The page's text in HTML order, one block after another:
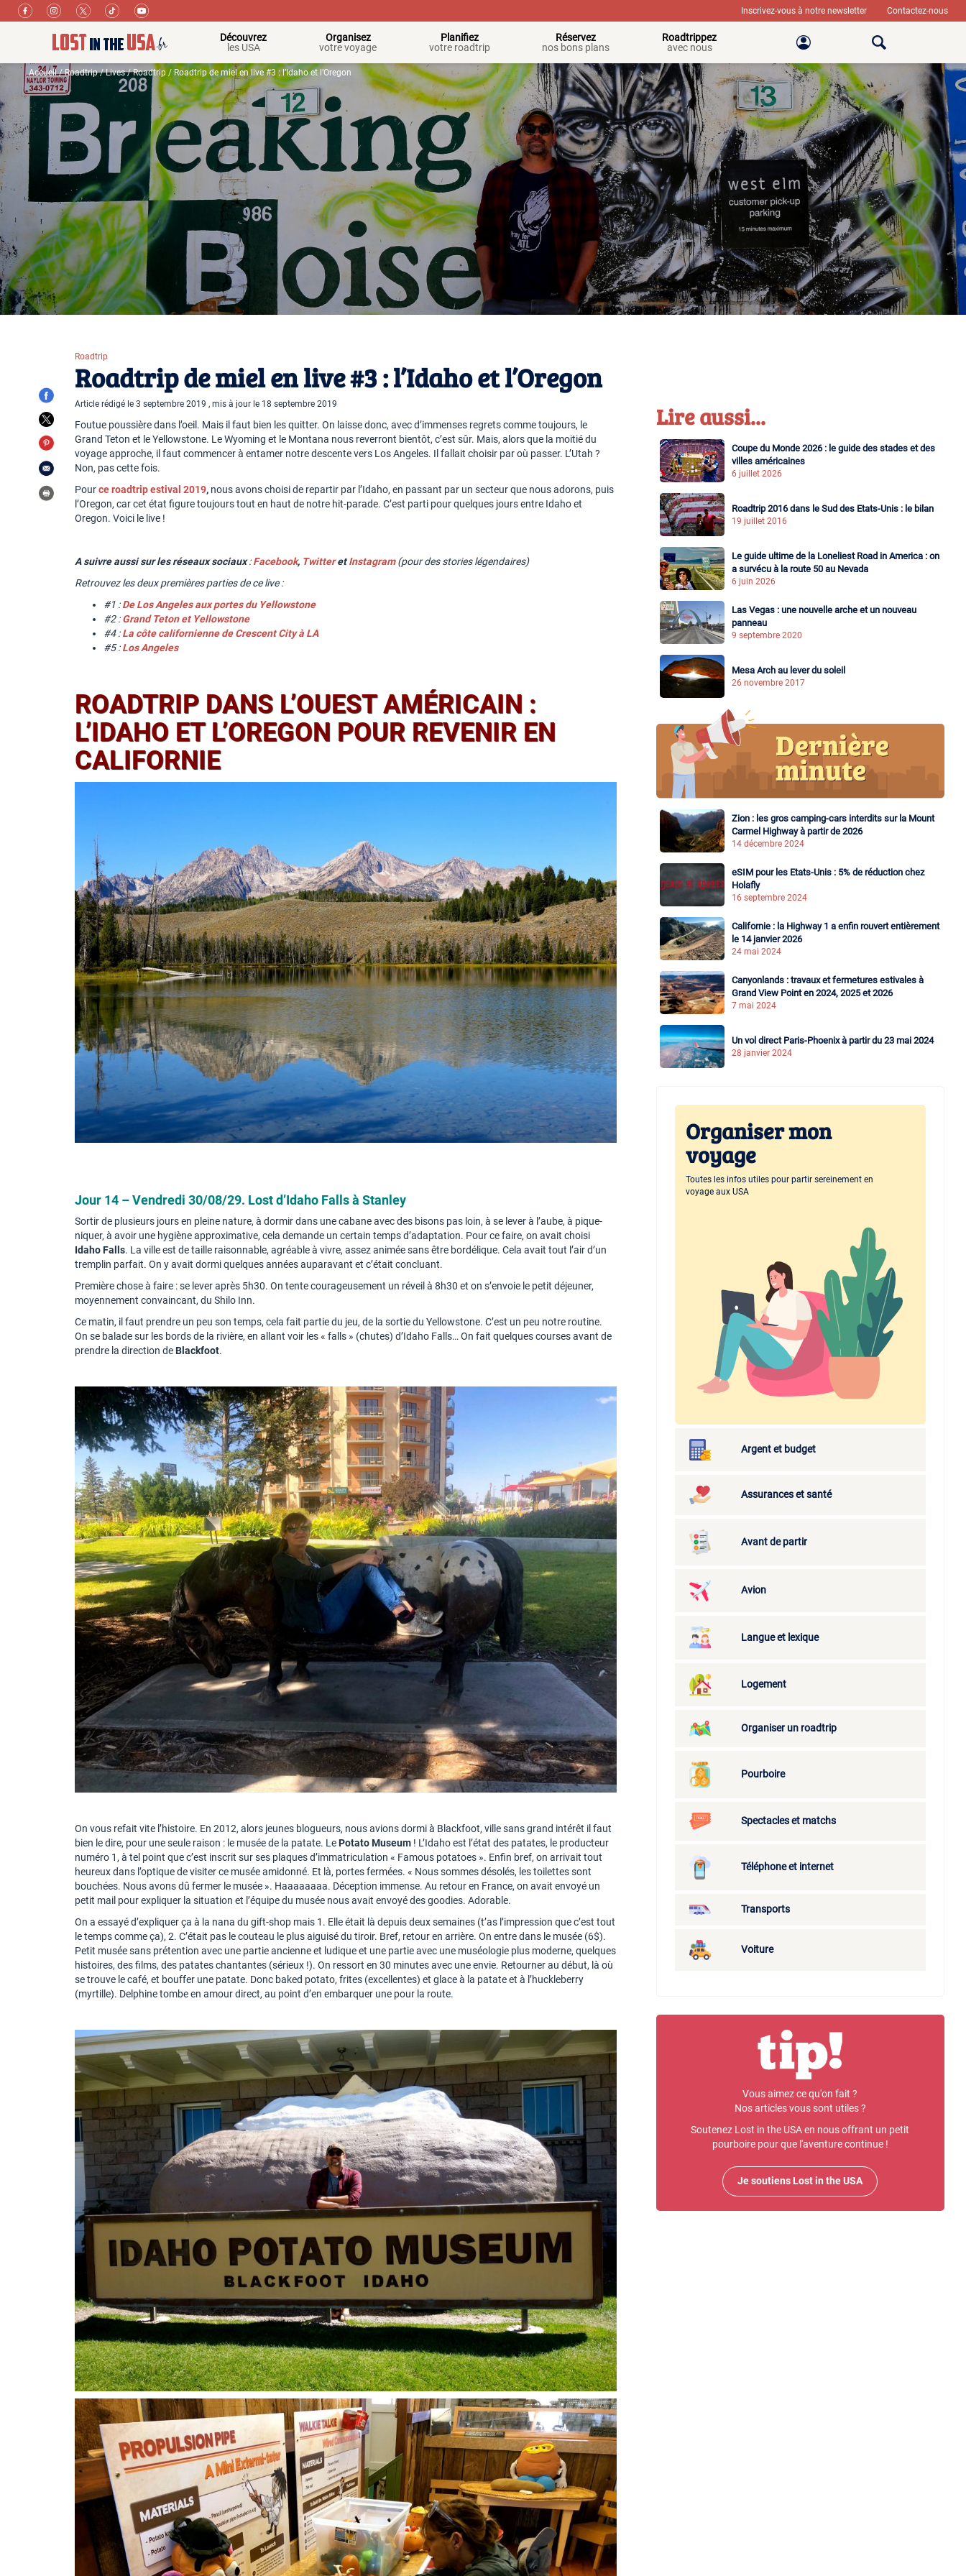
Inscrivez-vous à notre newsletter Contactez-nous
Découvrez
les USA
Organisez
votre voyage
Planifiez
votre roadtrip
Réservez
nos bons plans
Roadtrippez
avec nous
Accueil/Roadtrip/Lives/Roadtrip / Roadtrip de miel en live #3 : l’Idaho et l’Oregon
Roadtrip
Roadtrip de miel en live #3 : l’Idaho et l’Oregon
Article rédigé le 3 septembre 2019 , mis à jour le 18 septembre 2019
Foutue poussière dans l’oeil. Mais il faut bien les quitter. On laisse donc, avec d’immenses regrets comme toujours, le
Grand Teton et le Yellowstone. Le Wyoming et le Montana nous reverront bientôt, c’est sûr. Mais, alors que la moitié du
voyage approche, il faut commencer à entamer notre descente vers Los Angeles. Il fallait choisir par où passer. L’Utah ?
Non, pas cette fois.
Pource roadtrip estival 2019, nous avons choisi de repartir par l’Idaho, en passant par un secteur que nous adorons, puis
l’Oregon, car cet état figure toujours tout en haut de notre hit-parade. C’est parti pour quelques jours entre Idaho et
Oregon. Voici le live !
A suivre aussi sur les réseaux sociaux:Facebook, TwitteretInstagram(pour des stories légendaires)
Retrouvez les deux premières parties de ce live :
#1 :De Los Angeles aux portes du Yellowstone
#2 :Grand Teton et Yellowstone
#4 :La côte californienne de Crescent City à LA
#5 :Los Angeles
ROADTRIP DANS L’OUEST AMÉRICAIN :
L’IDAHO ET L’OREGON POUR REVENIR EN
CALIFORNIE
Jour 14 – Vendredi 30/08/29. Lost d’Idaho Falls à Stanley
Sortir de plusieurs jours en pleine nature, à dormir dans une cabane avec des bisons pas loin, à se lever à l’aube, à pique-
niquer, à avoir une hygiène approximative, cela demande un certain temps d’adaptation. Pour ce faire, on avait choisi
Idaho Falls. La ville est de taille raisonnable, agréable à vivre, assez animée sans être bordélique. Cela avait tout l’air d’un
tremplin parfait. On y avait dormi quelques années auparavant et c’était concluant.
Première chose à faire : se lever après 5h30. On tente courageusement un réveil à 8h30 et on s’envoie le petit déjeuner,
moyennement convaincant, du Shilo Inn.
Ce matin, il faut prendre un peu son temps, cela fait partie du jeu, de la sortie du Yellowstone. C’est un peu notre routine.
On se balade sur les bords de la rivière, en allant voir les « falls » (chutes) d’Idaho Falls… On fait quelques courses avant de
prendre la direction deBlackfoot.
On vous refait vite l’histoire. En 2012, alors jeunes blogueurs, nous avions dormi à Blackfoot, ville sans grand intérêt il faut
bien le dire, pour une seule raison : le musée de la patate. LePotato Museum ! L’Idaho est l’état des patates, le producteur
numéro 1, à tel point que c’est inscrit sur ses plaques d’immatriculation « Famous potatoes ». Enfin bref, on arrivait tout
heureux dans l’optique de visiter ce musée amidonné. Et là, portes fermées. « Nous sommes désolés, les toilettes sont
bouchées. Nous avons dû fermer le musée ». Haaaaaaaa. Déception immense. Au retour en France, on avait envoyé un
petit mail pour expliquer la situation et l’équipe du musée nous avait envoyé des goodies. Adorable.
On a essayé d’expliquer ça à la nana du gift-shop mais 1. Elle était là depuis deux semaines (t’as l’impression que c’est tout
le temps comme ça), 2. C’était pas le couteau le plus aiguisé du tiroir. Bref, retour en arrière. On entre dans le musée (6$).
Petit musée sans prétention avec une partie ancienne et ludique et une partie avec une muséologie plus moderne, quelques
histoires, des films, des patates chantantes (sérieux !). On ressort en 30 minutes avec une envie. Retourner au début, là où
se trouve le café, et bouffer une patate. Donc baked potato, frites (excellentes) et glace à la patate et à l’huckleberry
(myrtille). Delphine tombe en amour direct, au point d’en embarquer une pour la route.
Lire aussi...
Coupe du Monde 2026 : le guide des stades et des
villes américaines
6 juillet 2026
Roadtrip 2016 dans le Sud des Etats-Unis : le bilan
19 juillet 2016
Le guide ultime de la Loneliest Road in America : on
a survécu à la route 50 au Nevada
6 juin 2026
Las Vegas : une nouvelle arche et un nouveau
panneau
9 septembre 2020
Mesa Arch au lever du soleil
26 novembre 2017
Zion : les gros camping-cars interdits sur la Mount
Carmel Highway à partir de 2026
14 décembre 2024
eSIM pour les Etats-Unis : 5% de réduction chez
Holafly
16 septembre 2024
Californie : la Highway 1 a enfin rouvert entièrement
le 14 janvier 2026
24 mai 2024
Canyonlands : travaux et fermetures estivales à
Grand View Point en 2024, 2025 et 2026
7 mai 2024
Un vol direct Paris-Phoenix à partir du 23 mai 2024
28 janvier 2024
Organiser mon
voyage
Toutes les infos utiles pour partir sereinement en
voyage aux USA
Argent et budget
Assurances et santé
Avant de partir
Avion
Langue et lexique
Logement
Organiser un roadtrip
Pourboire
Spectacles et matchs
Téléphone et internet
Transports
Voiture
Vous aimez ce qu'on fait ?
Nos articles vous sont utiles ?
Soutenez Lost in the USA en nous offrant un petit
pourboire pour que l'aventure continue !
Je soutiens Lost in the USA